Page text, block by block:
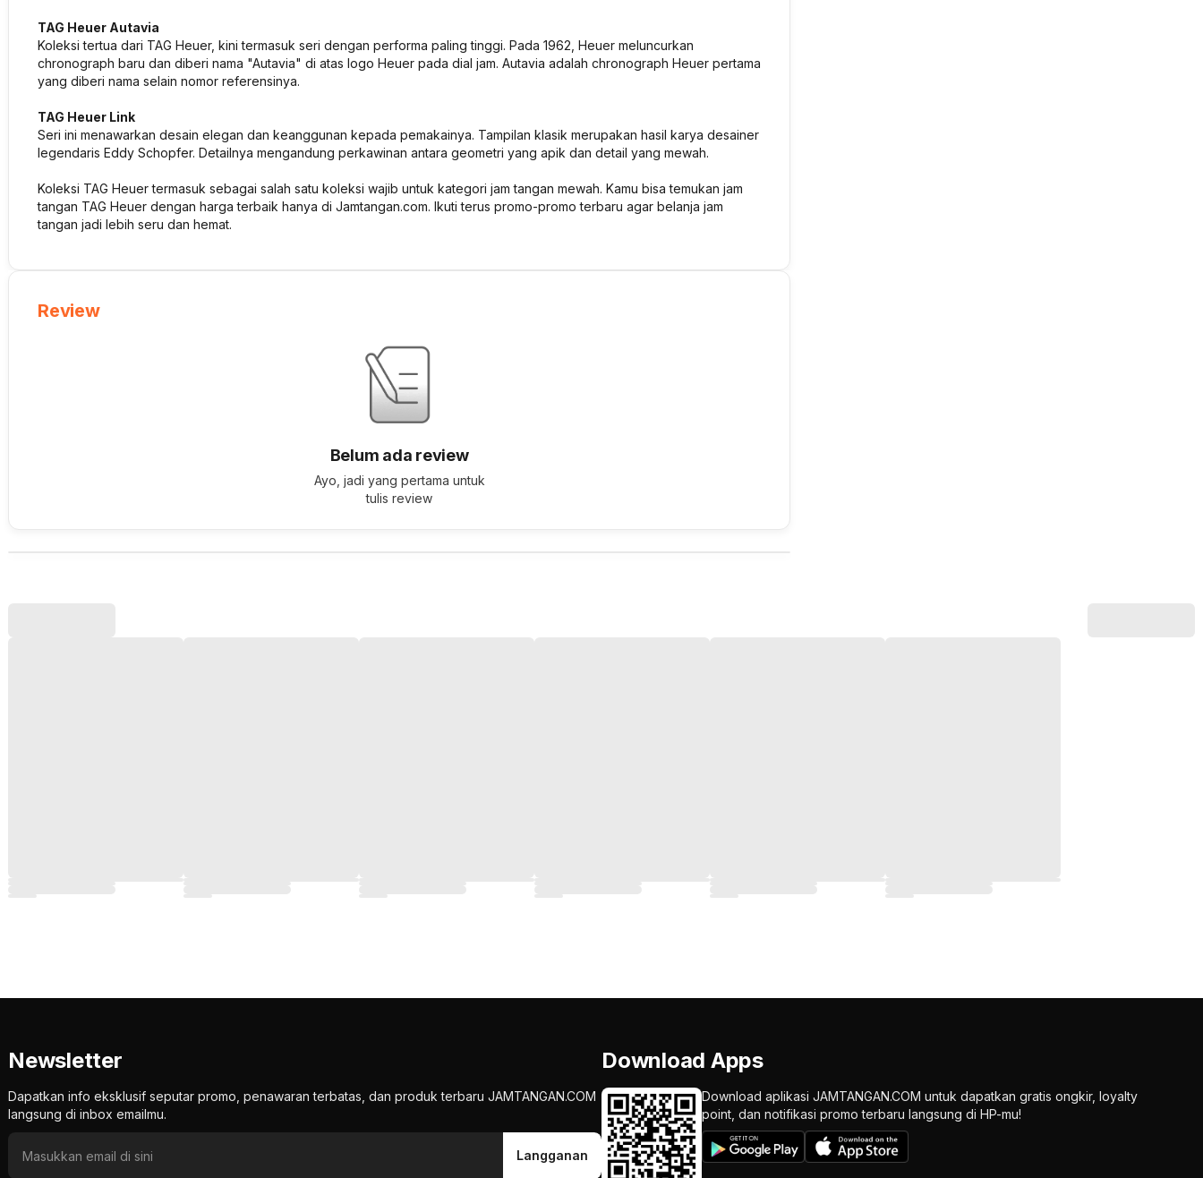
Newsletter
Dapatkan info eksklusif seputar promo, penawaran terbatas, dan produk terbaru JAMTANGAN.COM
langsung di inbox emailmu.
Langganan
Download Apps
Download aplikasi JAMTANGAN.COM untuk dapatkan gratis ongkir, loyalty
point, dan notifikasi promo terbaru langsung di HP-mu!
TAG Heuer Autavia
Koleksi tertua dari TAG Heuer, kini termasuk seri dengan performa paling tinggi. Pada 1962, Heuer meluncurkan
chronograph baru dan diberi nama "Autavia" di atas logo Heuer pada dial jam. Autavia adalah chronograph Heuer pertama
yang diberi nama selain nomor referensinya.
TAG Heuer Link
Seri ini menawarkan desain elegan dan keanggunan kepada pemakainya. Tampilan klasik merupakan hasil karya desainer
legendaris Eddy Schopfer. Detailnya mengandung perkawinan antara geometri yang apik dan detail yang mewah.
Koleksi TAG Heuer termasuk sebagai salah satu koleksi wajib untuk kategori jam tangan mewah. Kamu bisa temukan jam
tangan TAG Heuer dengan harga terbaik hanya di Jamtangan.com. Ikuti terus promo-promo terbaru agar belanja jam
tangan jadi lebih seru dan hemat.
Review
Belum ada review
Ayo, jadi yang pertama untuk
tulis review